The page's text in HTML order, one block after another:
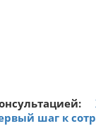
шаг к